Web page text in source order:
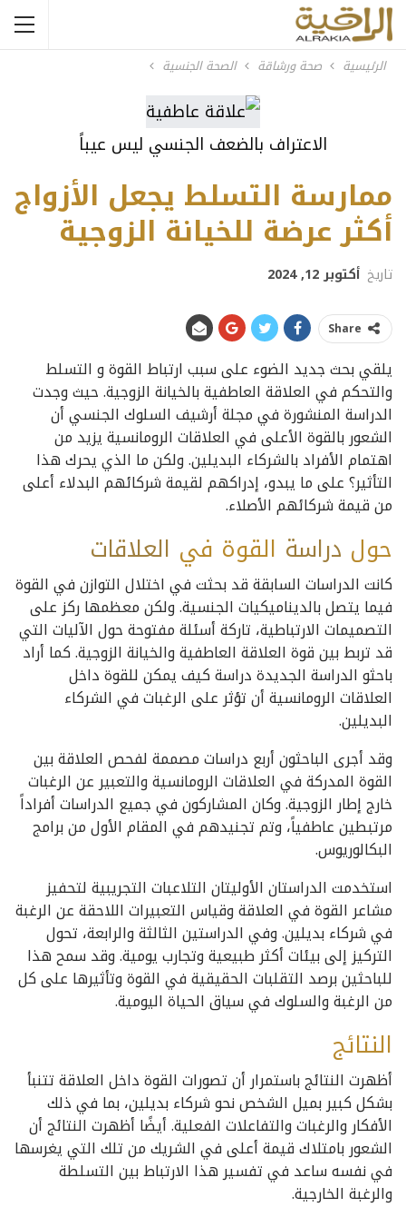
الرئيسية صحة ورشاقة الصحة الجنسية
الاعتراف بالضعف الجنسي ليس عيباً
ممارسة التسلط يجعل الأزواج
أكثر عرضة للخيانة الزوجية
تاريخ أكتوبر 12, 2024
Share
يلقي بحث جديد الضوء على سبب ارتباط القوة و التسلط
والتحكم في العلاقة العاطفية بالخيانة الزوجية. حيث وجدت
الدراسة المنشورة في مجلة أرشيف السلوك الجنسي أن
الشعور بالقوة الأعلى في العلاقات الرومانسية يزيد من
اهتمام الأفراد بالشركاء البديلين. ولكن ما الذي يحرك هذا
التأثير؟ على ما يبدو، إدراكهم لقيمة شركائهم البدلاء أعلى
من قيمة شركائهم الأصلاء.
حول دراسة القوة في العلاقات
كانت الدراسات السابقة قد بحثت في اختلال التوازن في القوة
فيما يتصل بالديناميكيات الجنسية. ولكن معظمها ركز على
التصميمات الارتباطية، تاركة أسئلة مفتوحة حول الآليات التي
قد تربط بين قوة العلاقة العاطفية والخيانة الزوجية. كما أراد
باحثو الدراسة الجديدة دراسة كيف يمكن للقوة داخل
العلاقات الرومانسية أن تؤثر على الرغبات في الشركاء
البديلين.
وقد أجرى الباحثون أربع دراسات مصممة لفحص العلاقة بين
القوة المدركة في العلاقات الرومانسية والتعبير عن الرغبات
خارج إطار الزوجية. وكان المشاركون في جميع الدراسات أفراداً
مرتبطين عاطفياً، وتم تجنيدهم في المقام الأول من برامج
البكالوريوس.
استخدمت الدراستان الأوليتان التلاعبات التجريبية لتحفيز
مشاعر القوة في العلاقة وقياس التعبيرات اللاحقة عن الرغبة
في شركاء بديلين. وفي الدراستين الثالثة والرابعة، تحول
التركيز إلى بيئات أكثر طبيعية وتجارب يومية. وقد سمح هذا
للباحثين برصد التقلبات الحقيقية في القوة وتأثيرها على كل
من الرغبة والسلوك في سياق الحياة اليومية.
النتائج
أظهرت النتائج باستمرار أن تصورات القوة داخل العلاقة تتنبأ
بشكل كبير بميل الشخص نحو شركاء بديلين، بما في ذلك
الأفكار والرغبات والتفاعلات الفعلية. أيضًا أظهرت النتائج أن
الشعور بامتلاك قيمة أعلى في الشريك من تلك التي يغرسها
في نفسه ساعد في تفسير هذا الارتباط بين التسلطة
والرغبة الخارجية.